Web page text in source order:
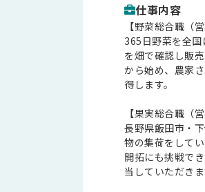
仕事内容
【野菜総合職（営
365日野菜を全
を畑で確認し販
から始め、農家
得します。
【果実総合職（営
長野県飯田市・
物の集荷をして
開拓にも挑戦で
当していただきま